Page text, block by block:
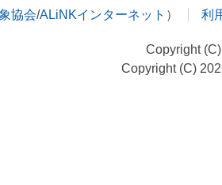
協会/ALiNKインターネット ） 利
Copyright
Copyright (C)